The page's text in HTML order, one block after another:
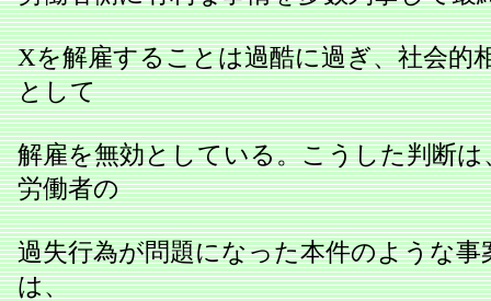
Xを解雇することは過酷に過ぎ、社会的
として
解雇を無効としている。こうした判断
労働者の
過失行為が問題になった本件のような事
は、